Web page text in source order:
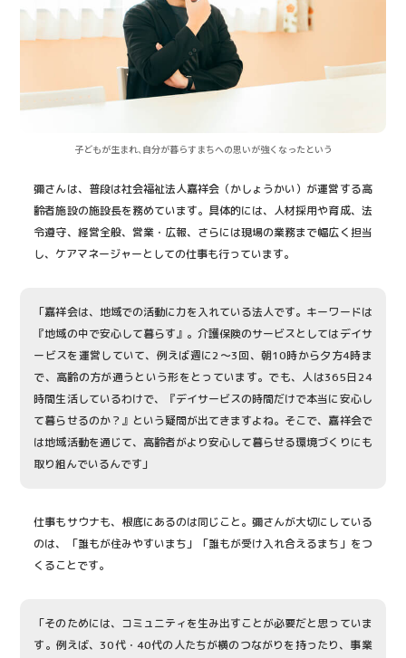
子どもが生まれ、自分が暮らすまちへの思いが強くなったという
彌さんは、普段は社会福祉法人嘉祥会（かしょうかい）が運営する高
齢者施設の施設長を務めています。具体的には、人材採用や育成、法
令遵守、経営全般、営業・広報、さらには現場の業務まで幅広く担当
し、ケアマネージャーとしての仕事も行っています。
「嘉祥会は、地域での活動に力を入れている法人です。キーワードは
『地域の中で安心して暮らす』。介護保険のサービスとしてはデイサ
ービスを運営していて、例えば週に2〜3回、朝10時から夕方4時ま
で、高齢の方が通うという形をとっています。でも、人は365日24
時間生活しているわけで、『デイサービスの時間だけで本当に安心し
て暮らせるのか？』という疑問が出てきますよね。そこで、嘉祥会で
は地域活動を通じて、高齢者がより安心して暮らせる環境づくりにも
取り組んでいるんです」
仕事もサウナも、根底にあるのは同じこと。彌さんが大切にしている
のは、「誰もが住みやすいまち」「誰もが受け入れ合えるまち」をつ
くることです。
「そのためには、コミュニティを生み出すことが必要だと思っていま
す。例えば、30代・40代の人たちが横のつながりを持ったり、事業